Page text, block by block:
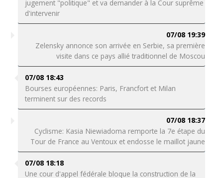
jugement "politique" et va demander à la Cour suprême
d'intervenir
07/08 19:39
Zelensky annonce son arrivée en Serbie, sa première
visite dans ce pays allié traditionnel de Moscou
07/08 18:43
Bourses européennes: Paris, Francfort et Milan
terminent sur des records
07/08 18:37
Cyclisme: Kasia Niewiadoma remporte la 7e étape du
Tour de France au Ventoux et endosse le maillot jaune
07/08 18:18
Une cour d'appel fédérale bloque la construction de la